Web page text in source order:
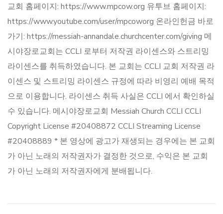
교회 홈페이지: https://www.mpcow.org 유투브 홈페이지:
https://www.youtube.com/user/mpcoworg 온라인헌금 바로
가기: https://messiah-annandale.churchcenter.com/giving 메
시야장로교회는 CCLI 로부터 저작권 라이센스와 스트리밍
라이센스를 취득하였습니다. 본 교회는 CCLI 교회 저작권 라
이센스 및 스트리밍 라이센스 규정에 따라 비영리 예배 목적
으로 이용합니다. 라이센스 취득 사실은 CCLI 에서 확인하실
수 있습니다. 메시야장로교회 Messiah Church CCLI CCLI
Copyright License #20408872 CCLI Streaming License
#20408889 * 본 영상에 광고가 재생되는 경우에는 본 교회
가 아닌 노래의 저작권자가 결정한 것으로, 수익은 본 교회
가 아닌 노래의 저작권자에게 분배됩니다.